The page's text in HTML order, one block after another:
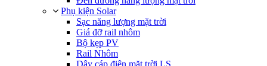
Phụ kiện Solar
Sạc năng lượng mặt trời
Giá đỡ rail nhôm
Bộ kẹp PV
Rail Nhôm
Dây cáp điện mặt trời LS